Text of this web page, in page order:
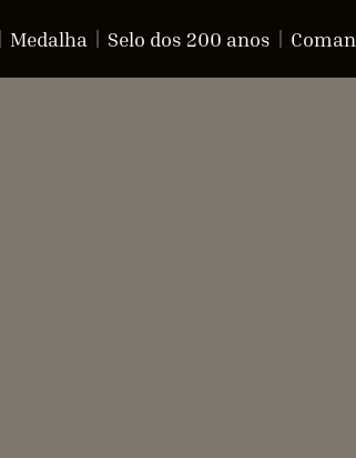
Medalha Selo dos 200 anos